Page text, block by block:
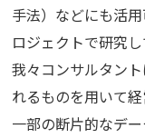
手法）などにも活
ロジェクトで研究し
我々コンサルタン
れるものを用いて
一部の断片的なデ